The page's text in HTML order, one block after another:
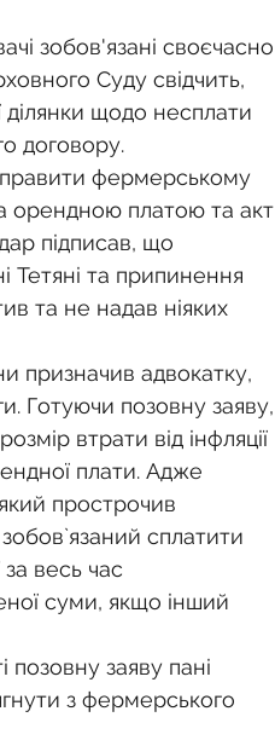
зобов'язані своєчасно
Суду свідчить,
щодо несплати
договору.
фермерському
орендною платою та акт
підписав, що
Тетяні та припинення
та не надав ніяких
призначив адвокатку,
Готуючи позовну заяву,
втрати від інфляції
плати. Адже
прострочив
сплатити
весь час
суми, якщо інший
позовну заяву пані
з фермерського